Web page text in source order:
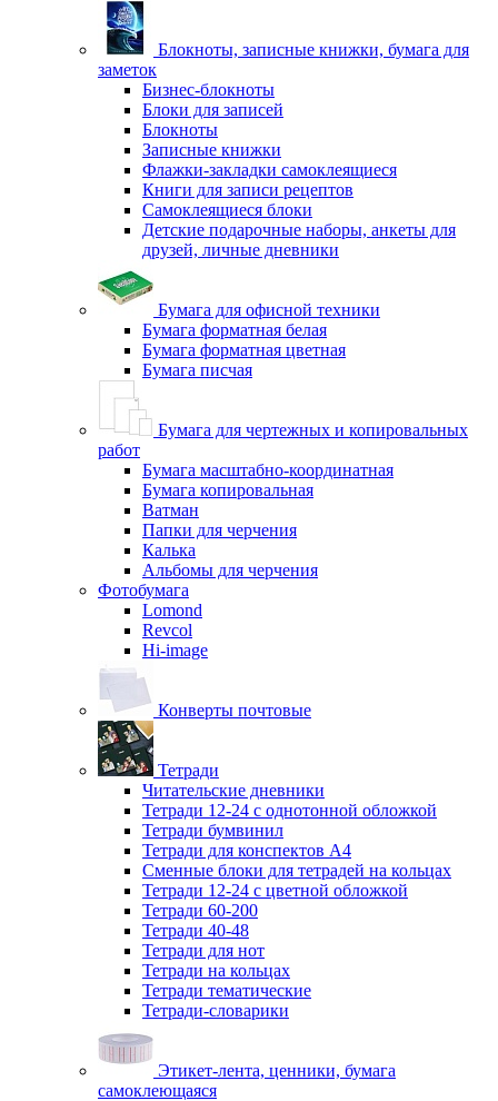
Блокноты, записные книжки, бумага для
заметок
Бизнес-блокноты
Блоки для записей
Блокноты
Записные книжки
Флажки-закладки самоклеящиеся
Книги для записи рецептов
Самоклеящиеся блоки
Детские подарочные наборы, анкеты для
друзей, личные дневники
Бумага для офисной техники
Бумага форматная белая
Бумага форматная цветная
Бумага писчая
Бумага для чертежных и копировальных
работ
Бумага масштабно-координатная
Бумага копировальная
Ватман
Папки для черчения
Калька
Альбомы для черчения
Фотобумага
Lomond
Revcol
Hi-image
Конверты почтовые
Тетради
Читательские дневники
Тетради 12-24 с однотонной обложкой
Тетради бумвинил
Тетради для конспектов А4
Сменные блоки для тетрадей на кольцах
Тетради 12-24 с цветной обложкой
Тетради 60-200
Тетради 40-48
Тетради для нот
Тетради на кольцах
Тетради тематические
Тетради-словарики
Этикет-лента, ценники, бумага
самоклеющаяся